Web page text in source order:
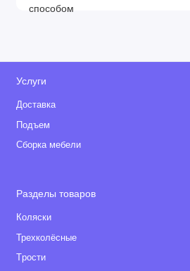
Услуги
Доставка
Подъем
Сборка мебели
Разделы товаров
Коляски
Трехколёсные
Tрости